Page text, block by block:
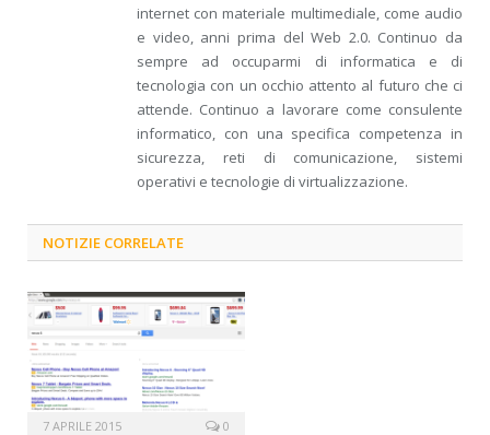
internet con materiale multimediale, come audio
e video, anni prima del Web 2.0. Continuo da
sempre ad occuparmi di informatica e di
tecnologia con un occhio attento al futuro che ci
attende. Continuo a lavorare come consulente
informatico, con una specifica competenza in
sicurezza, reti di comunicazione, sistemi
operativi e tecnologie di virtualizzazione.
NOTIZIE CORRELATE
7 APRILE 2015 0